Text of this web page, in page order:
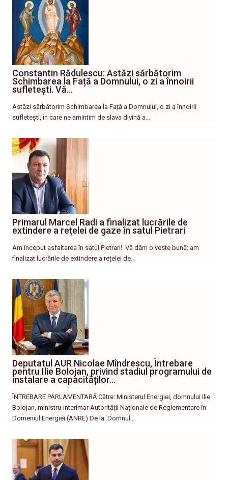
Constantin Rădulescu: Astăzi sărbătorim
Schimbarea la Față a Domnului, o zi a înnoirii
sufletești. Vă…
Astăzi sărbătorim Schimbarea la Față a Domnului, o zi a înnoirii
sufletești, în care ne amintim de slava divină a…
Primarul Marcel Radi a finalizat lucrările de
extindere a rețelei de gaze în satul Pietrari
Am început asfaltarea în satul Pietrari! ​ Vă dăm o veste bună: am
finalizat lucrările de extindere a rețelei de…
Deputatul AUR Nicolae Mîndrescu, Întrebare
pentru Ilie Bolojan, privind stadiul programului de
instalare a capacităților…
ÎNTREBARE PARLAMENTARĂ Către: Ministerul Energiei, domnului Ilie
Bolojan, ministru-interimar Autorității Naționale de Reglementare în
Domeniul Energiei (ANRE) De la: Domnul…